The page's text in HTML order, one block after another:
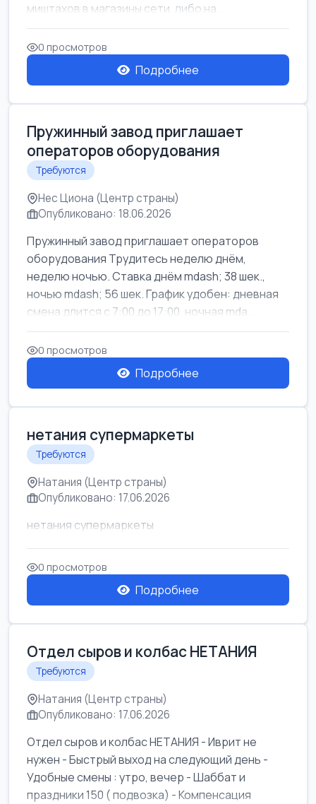
миштахов в магазины сети, либо на...
0 просмотров
Подробнее
Пружинный завод приглашает
операторов оборудования
Требуются
Нес Циона (Центр страны)
Опубликовано: 18.06.2026
Пружинный завод приглашает операторов
оборудования Трудитесь неделю днём,
неделю ночью. Ставка днём mdash; 38 шек.,
ночью mdash; 56 шек. График удобен: дневная
смена длится с 7:00 до 17:00, ночная mda...
0 просмотров
Подробнее
нетания супермаркеты
Требуются
Натания (Центр страны)
Опубликовано: 17.06.2026
нетания супермаркеты
0 просмотров
Подробнее
Отдел сыров и колбас НЕТАНИЯ
Требуются
Натания (Центр страны)
Опубликовано: 17.06.2026
Отдел сыров и колбас НЕТАНИЯ - Иврит не
нужен - Быстрый выход на следующий день -
Удобные смены : утро, вечер - Шаббат и
праздники 150 ( подвозка) - Компенсация